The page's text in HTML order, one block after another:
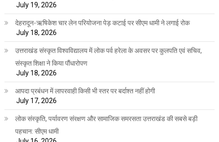
July 19, 2026
देहरादून-ऋषिकेश चार लेन परियोजना पेड़ कटाई पर सीएम धामी ने लगाई रोक
July 18, 2026
उत्तराखंड संस्कृत विश्वविद्यालय में लोक पर्व हरेला के अवसर पर कुलपति एवं सचिव,
संस्कृत शिक्षा ने किया पौंधारोपण
July 18, 2026
आपदा प्रबंधन में लापरवाही किसी भी स्तर पर बर्दाश्त नहीं होगी
July 17, 2026
लोक संस्कृति, पर्यावरण संरक्षण और सामाजिक समरसता उत्तराखंड की सबसे बड़ी
पहचान: सीएम धामी